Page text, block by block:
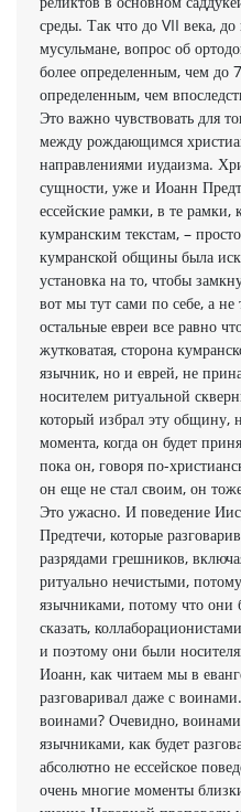
среды. Так что до VII века,
мусульмане, вопрос об
более определенным, чем до
определенным, чем
Это важно чувствовать для
между рождающимся
направлениями иудаизма.
сущности, уже и Иоанн
ессейские рамки, в те
кумранским текстам, –
кумранской общины была
установка на то, чтобы
вот мы тут сами по себе, а
остальные евреи все равно
жутковатая, сторона
язычник, но и еврей, не
носителем ритуальной
который избрал эту
момента, когда он будет
пока он, говоря по-
он еще не стал своим, он
Это ужасно. И поведение
Предтечи, которые
разрядами грешников,
ритуально нечистыми,
язычниками, потому что они
сказать,
и поэтому они были
Иоанн, как читаем мы в
разговаривал даже с
воинами? Очевидно,
язычниками, как будет
абсолютно не ессейское
очень многие моменты